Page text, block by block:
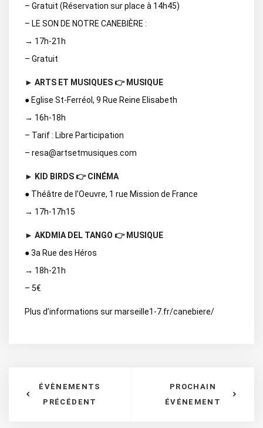
– Gratuit (Réservation sur place à 14h45)
– LE SON DE NOTRE CANEBIÈRE :
→ 17h-21h
– Gratuit
► ARTS ET MUSIQUES 👉 MUSIQUE
● Eglise St-Ferréol, 9 Rue Reine Elisabeth
→ 16h-18h
– Tarif : Libre Participation
– resa@artsetmusiques.com
► KID BIRDS 👉 CINÉMA
● Théâtre de l’Oeuvre, 1 rue Mission de France
→ 17h-17h15
► AKDMIA DEL TANGO 👉 MUSIQUE
● 3a Rue des Héros
→ 18h-21h
– 5€
Plus d’informations sur marseille1-7.fr/canebiere/
ÉVÈNEMENTS
PRÉCÉDENT
PROCHAIN
ÉVÉNEMENT